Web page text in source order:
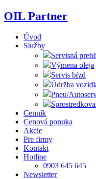
Skip
to
OIL Partner
Úvod
Služby
Servisná
Výmena oleja
Servis bŕzd
Údržba
Pneu/
Cenník
Cenová ponuka
Akcie
Pre firmy
Kontakt
Hotline
0903 645 645
Newsletter